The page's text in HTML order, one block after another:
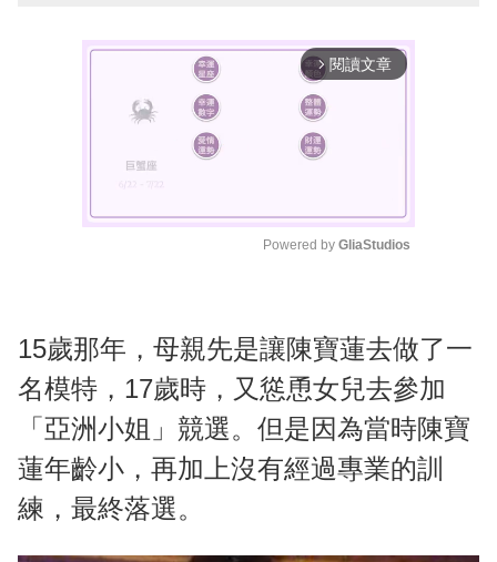
arrow_forward_ios 閱讀文章
e
Powered by GliaStudios
15歲那年，母親先是讓陳寶蓮去做了一
名模特，17歲時，又慫恿女兒去參加
「亞洲小姐」競選。但是因為當時陳寶
蓮年齡小，再加上沒有經過專業的訓
練，最終落選。